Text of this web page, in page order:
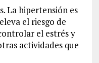
La hipertensión es
el riesgo de
el estrés y
actividades que